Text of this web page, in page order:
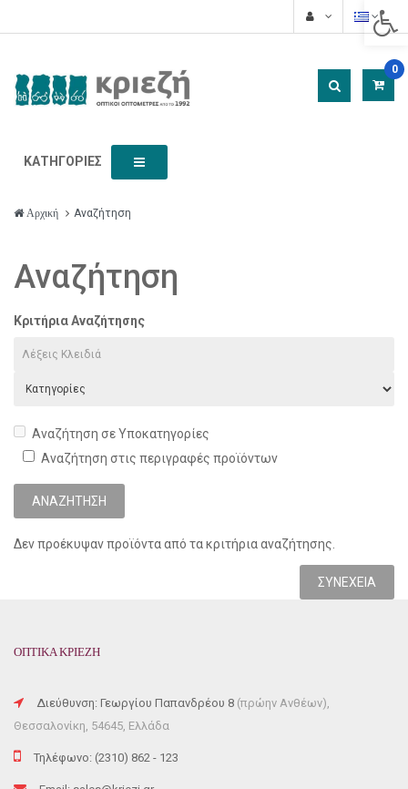
0
ΚΑΤΗΓΟΡΊΕΣ
Αρχική Αναζήτηση
Αναζήτηση
Κριτήρια Αναζήτησης
Αναζήτηση σε Υποκατηγορίες
Αναζήτηση στις περιγραφές προϊόντων
Δεν προέκυψαν προϊόντα από τα κριτήρια αναζήτησης.
ΣΥΝΈΧΕΙΑ
ΟΠΤΙΚΑ ΚΡΙΕΖΗ
Διεύθυνση: Γεωργίου Παπανδρέου 8 (πρώην Ανθέων),
Θεσσαλονίκη, 54645, Ελλάδα
Τηλέφωνο: (2310) 862 - 123